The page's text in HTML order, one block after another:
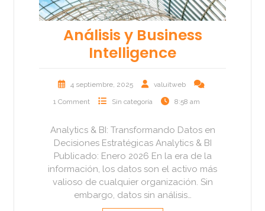
Análisis y Business
Intelligence
4 septiembre, 2025 valuitweb
1 Comment Sin categoría 8:58 am
Analytics & BI: Transformando Datos en
Decisiones Estratégicas Analytics & BI
Publicado: Enero 2026 En la era de la
información, los datos son el activo más
valioso de cualquier organización. Sin
embargo, datos sin análisis…